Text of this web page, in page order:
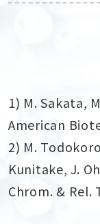
1) M. Sakata,
American
2) M.
Kunitake, J.
Chrom. & Rel.